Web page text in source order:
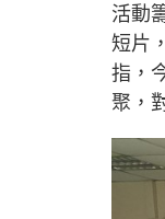
活動
短片
指，
聚，